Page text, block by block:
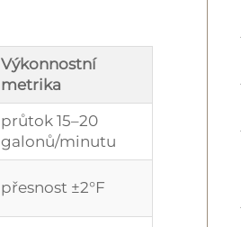
Výkonnostní
metrika
průtok 15–20
galonů/minutu
přesnost ±2°F